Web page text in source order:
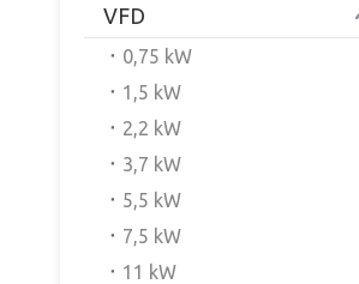
VFD
0,75 kW
1,5 kW
2,2 kW
3,7 kW
5,5 kW
7,5 kW
11 kW